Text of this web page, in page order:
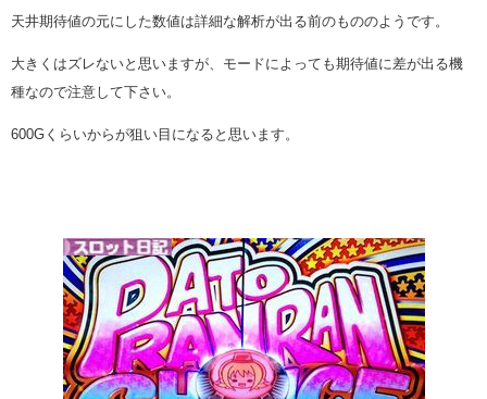
天井期待値の元にした数値は詳細な解析が出る前のもののようです。
大きくはズレないと思いますが、モードによっても期待値に差が出る機
種なので注意して下さい。
600Gくらいからが狙い目になると思います。